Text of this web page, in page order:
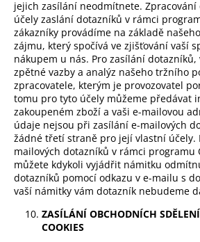
jejich zasílání neodmítnete.
účely zaslání dotazníků v rámci
zákazníky provádíme na základě
zájmu, který spočívá ve zjišťování vaší
nákupem u nás. Pro zasílání
zpětné vazby a analýz našeho tržního
zpracovatele, kterým je provozovatel
tomu pro tyto účely můžeme předávat
zakoupeném zboží a vaši e-mailovou
údaje nejsou při zasílání e-mailových
žádné třetí straně pro její vlastní účely.
mailových dotazníků v rámci programu
můžete kdykoli vyjádřit námitku
dotazníků pomocí odkazu v e-mailu s
vaší námitky vám dotazník nebudeme
ZASÍLÁNÍ OBCHODNÍCH
COOKIES